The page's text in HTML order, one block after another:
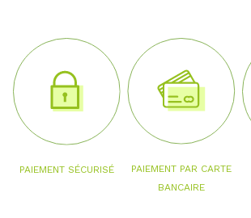
PAIEMENT SÉCURISÉ
PAIEMENT PAR CARTE
BANCAIRE